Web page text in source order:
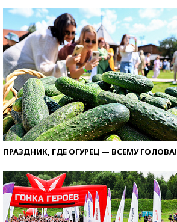
ПРАЗДНИК, ГДЕ ОГУРЕЦ — ВСЕМУ ГОЛОВА!